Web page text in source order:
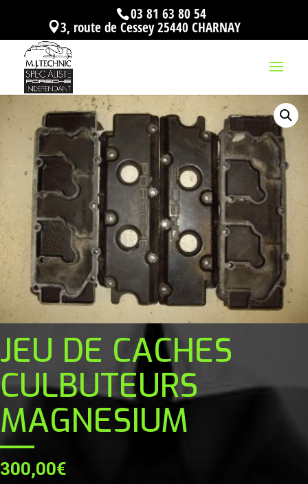
03 81 63 80 54
3, route de Cessey 25440 CHARNAY
JEU DE CACHES
CULBUTEURS
MAGNESIUM
300,00€